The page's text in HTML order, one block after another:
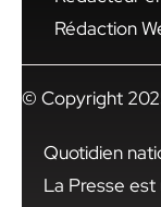
Rédaction
© Copyright
Quotidien
La Presse